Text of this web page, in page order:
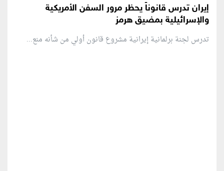
إيران تدرس قانوناً يحظر مرور السفن الأمريكية
والإسرائيلية بمضيق هرمز
تدرس لجنة برلمانية إيرانية مشروع قانون ⁠أولي من شأنه منع...